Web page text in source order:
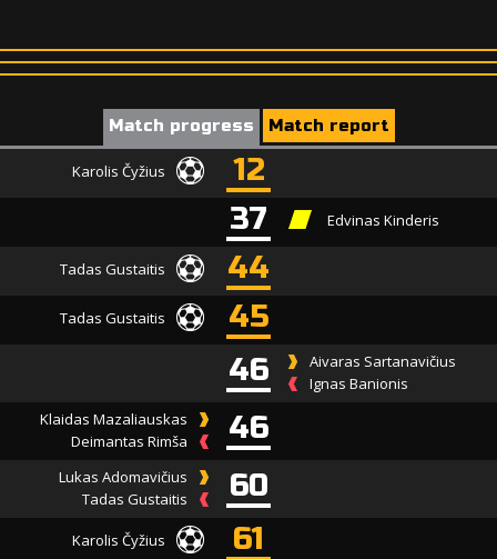
Match progress Match report
Karolis Čyžius
12
37
Edvinas Kinderis
Tadas Gustaitis 44
Tadas Gustaitis
45
46
Aivaras Sartanavičius
Ignas Banionis
Klaidas Mazaliauskas
Deimantas Rimša
46
Lukas Adomavičius
Tadas Gustaitis
60
Karolis Čyžius 61